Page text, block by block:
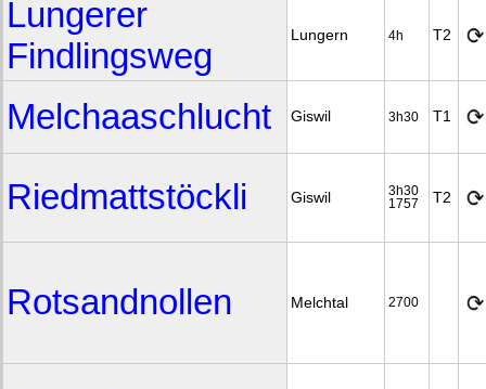
Lungerer
Findlingsweg
Lungern 4h T2
Melchaaschlucht Giswil 3h30 T1
Riedmattstöckli Giswil
3h30
1757
T2
Rotsandnollen Melchtal 2700